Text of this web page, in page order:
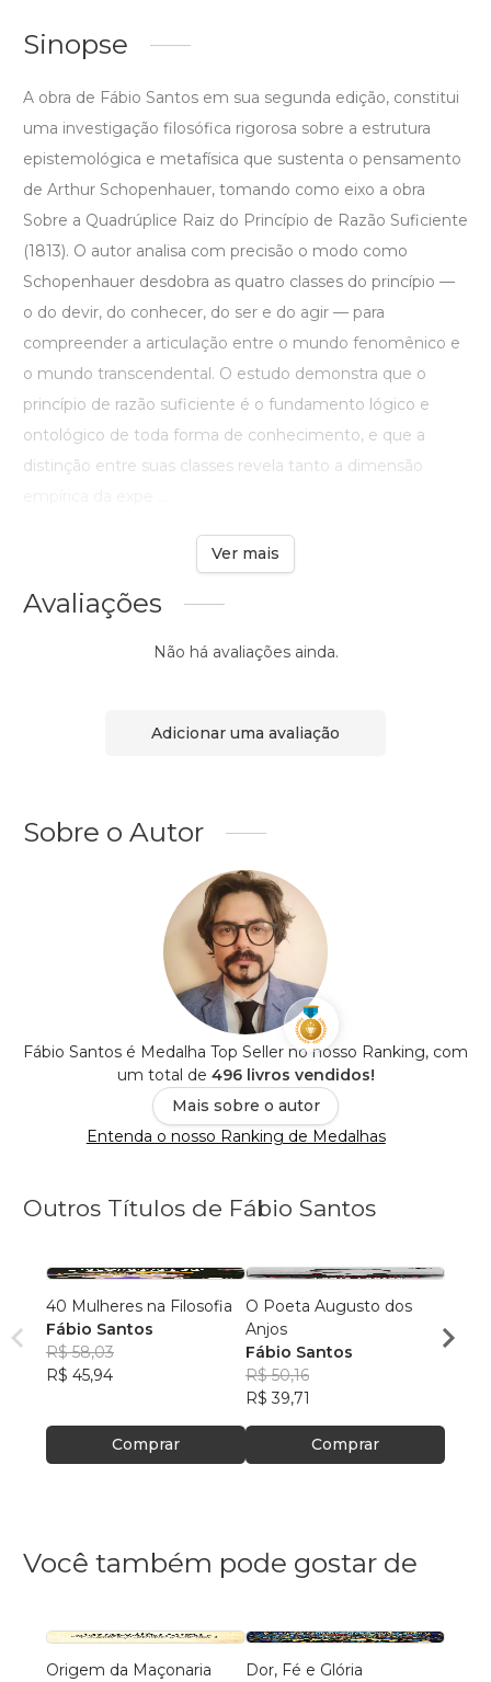
Sinopse
A obra de Fábio Santos em sua segunda edição, constitui
uma investigação filosófica rigorosa sobre a estrutura
epistemológica e metafísica que sustenta o pensamento
de Arthur Schopenhauer, tomando como eixo a obra
Sobre a Quadrúplice Raiz do Princípio de Razão Suficiente
(1813). O autor analisa com precisão o modo como
Schopenhauer desdobra as quatro classes do princípio —
o do devir, do conhecer, do ser e do agir — para
compreender a articulação entre o mundo fenomênico e
o mundo transcendental. O estudo demonstra que o
princípio de razão suficiente é o fundamento lógico e
ontológico de toda forma de conhecimento, e que a
distinção entre suas classes revela tanto a dimensão
Ver mais
Avaliações
Não há avaliações ainda.
Adicionar uma avaliação
Sobre o Autor
Fábio Santos é Medalha Top Seller no nosso Ranking, com
um total de 496 livros vendidos!
Mais sobre o autor
Entenda o nosso Ranking de Medalhas
Outros Títulos de Fábio Santos
40 Mulheres na Filosofia
Fábio Santos
R$ 58,03
R$ 45,94
Comprar
O Poeta Augusto dos
Anjos
Fábio Santos
R$ 50,16
R$ 39,71
Comprar
Você também pode gostar de
Origem da Maçonaria
Dor, Fé e Glória